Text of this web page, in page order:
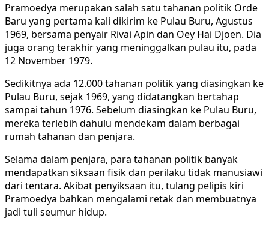
Pramoedya merupakan salah satu tahanan politik Orde
Baru yang pertama kali dikirim ke Pulau Buru, Agustus
1969, bersama penyair Rivai Apin dan Oey Hai Djoen. Dia
juga orang terakhir yang meninggalkan pulau itu, pada
12 November 1979.
Sedikitnya ada 12.000 tahanan politik yang diasingkan ke
Pulau Buru, sejak 1969, yang didatangkan bertahap
sampai tahun 1976. Sebelum diasingkan ke Pulau Buru,
mereka terlebih dahulu mendekam dalam berbagai
rumah tahanan dan penjara.
Selama dalam penjara, para tahanan politik banyak
mendapatkan siksaan fisik dan perilaku tidak manusiawi
dari tentara. Akibat penyiksaan itu, tulang pelipis kiri
Pramoedya bahkan mengalami retak dan membuatnya
jadi tuli seumur hidup.